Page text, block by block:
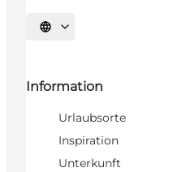
Sprache auswählen
Information
Urlaubsorte
Inspiration
Unterkunft